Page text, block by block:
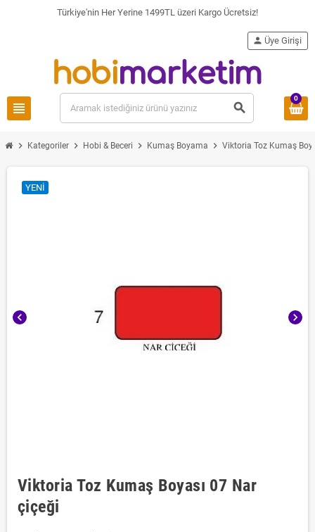
Türkiye'nin Her Yerine 1499TL üzeri Kargo Ücretsiz!
view_headline search
person Üye Girişi
0
chevron_right Kategoriler chevron_right Hobi & Beceri chevron_right Kumaş Boyama chevron_right Viktoria Toz Kumaş
chevron_left chevron_right
YENI
Viktoria Toz Kumaş Boyası 07 Nar
çiçeği